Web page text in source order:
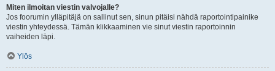
Miten ilmoitan viestin valvojalle?
Jos foorumin ylläpitäjä on sallinut sen, sinun pitäisi nähdä raportointipainike
viestin yhteydessä. Tämän klikkaaminen vie sinut viestin raportoinnin
vaiheiden läpi.
Ylös